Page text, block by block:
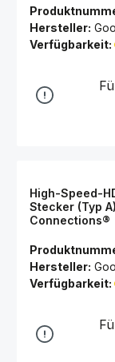
Hersteller:
Verfügbarkeit:
High-Speed-
Stecker (Typ
Connections®
Hersteller:
Verfügbarkeit: